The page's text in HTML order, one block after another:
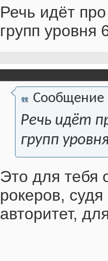
Речь идёт
групп уровня
Сообщение
Речь идёт
групп
Это для тебя
рокеров,
авторитет,